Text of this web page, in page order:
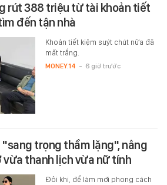
rút 388 triệu từ tài khoản tiết
đến tận nhà
Khoản tiết kiệm suýt chút nữa đã
mất trắng.
MONEY.14 - 6 giờ trước
trọng thầm lặng", nâng
thanh lịch vừa nữ tính
Đôi khi, để làm mới phong cách